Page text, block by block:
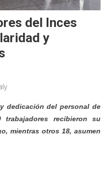
del Inces
y
dedicación del personal de
recibieron su
mientras otros 18,asumen